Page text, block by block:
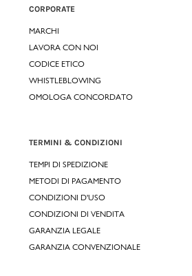
CORPORATE
MARCHI
LAVORA CON NOI
CODICE ETICO
WHISTLEBLOWING
OMOLOGA CONCORDATO
TERMINI & CONDIZIONI
TEMPI DI SPEDIZIONE
METODI DI PAGAMENTO
CONDIZIONI D'USO
CONDIZIONI DI VENDITA
GARANZIA LEGALE
GARANZIA CONVENZIONALE